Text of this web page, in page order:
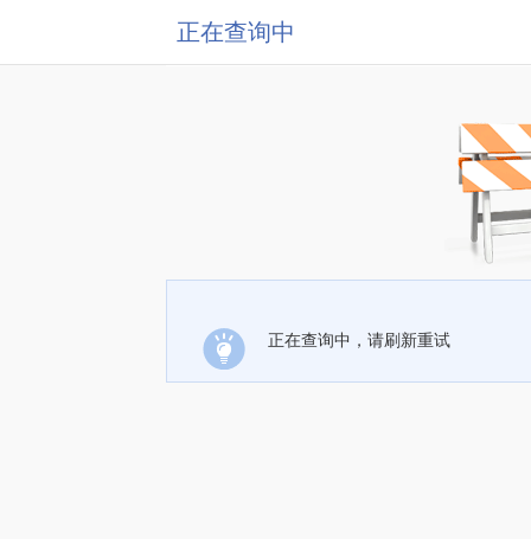
正在查询中
正在查询中，请刷新重试